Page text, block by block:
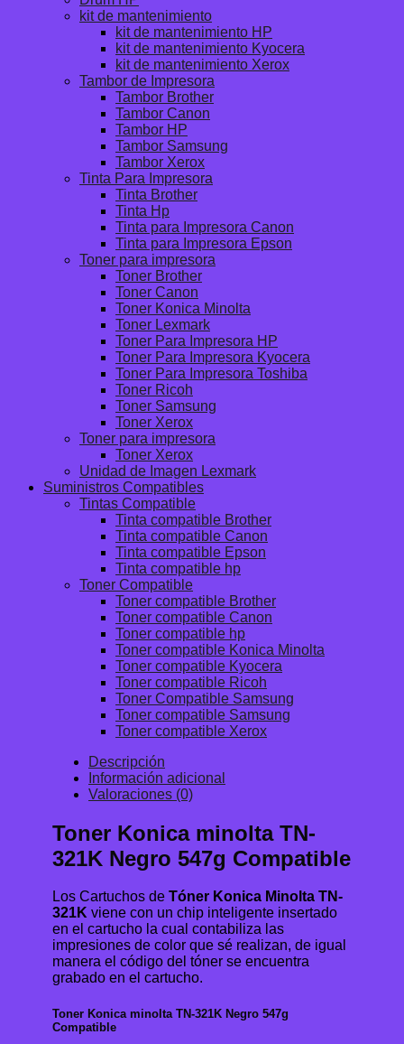
kit de mantenimiento
kit de mantenimiento HP
kit de mantenimiento Kyocera
kit de mantenimiento Xerox
Tambor de Impresora
Tambor Brother
Tambor Canon
Tambor HP
Tambor Samsung
Tambor Xerox
Tinta Para Impresora
Tinta Brother
Tinta Hp
Tinta para Impresora Canon
Tinta para Impresora Epson
Toner para impresora
Toner Brother
Toner Canon
Toner Konica Minolta
Toner Lexmark
Toner Para Impresora HP
Toner Para Impresora Kyocera
Toner Para Impresora Toshiba
Toner Ricoh
Toner Samsung
Toner Xerox
Toner para impresora
Toner Xerox
Unidad de Imagen Lexmark
Suministros Compatibles
Tintas Compatible
Tinta compatible Brother
Tinta compatible Canon
Tinta compatible Epson
Tinta compatible hp
Toner Compatible
Toner compatible Brother
Toner compatible Canon
Toner compatible hp
Toner compatible Konica Minolta
Toner compatible Kyocera
Toner compatible Ricoh
Toner Compatible Samsung
Toner compatible Samsung
Toner compatible Xerox
Descripción
Información adicional
Valoraciones (0)
Toner Konica minolta TN-
321K Negro 547g Compatible
Los Cartuchos de Tóner Konica Minolta TN-
321K viene con un chip inteligente insertado
en el cartucho la cual contabiliza las
impresiones de color que sé realizan, de igual
manera el código del tóner se encuentra
grabado en el cartucho.
Toner Konica minolta TN-321K Negro 547g
Compatible